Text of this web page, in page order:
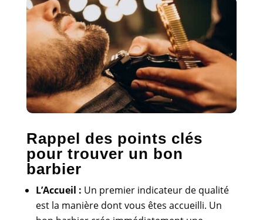
Rappel des points clés
pour trouver un bon
barbier
L’Accueil : Un premier indicateur de qualité
est la manière dont vous êtes accueilli. Un